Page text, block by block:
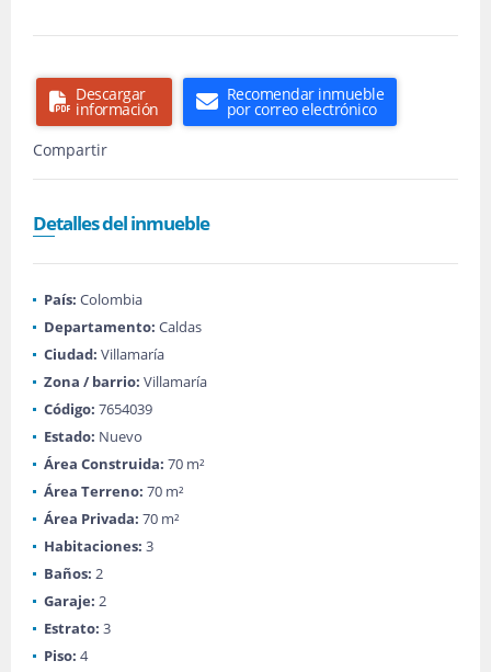
Descargar
información
Recomendar inmueble
por correo electrónico
Compartir
Detalles del inmueble
País: Colombia
Departamento: Caldas
Ciudad: Villamaría
Zona / barrio: Villamaría
Código: 7654039
Estado: Nuevo
Área Construida: 70 m²
Área Terreno: 70 m²
Área Privada: 70 m²
Habitaciones: 3
Baños: 2
Garaje: 2
Estrato: 3
Piso: 4